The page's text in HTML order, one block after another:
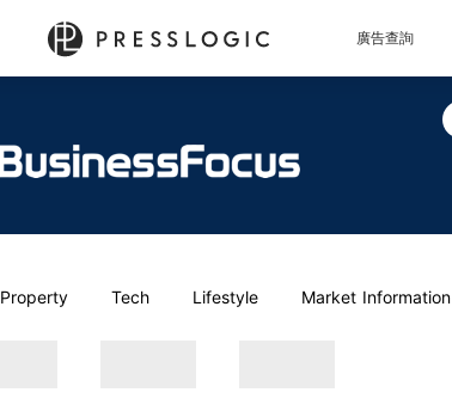
廣告查詢
Property Tech Lifestyle Market Information